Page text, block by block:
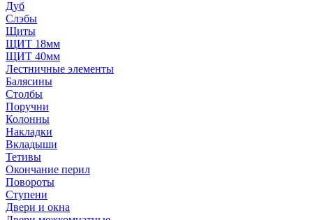
Дуб
Слэбы
Щиты
ЩИТ 18мм
ЩИТ 40мм
Лестничные элементы
Балясины
Столбы
Поручни
Колонны
Накладки
Вкладыши
Тетивы
Окончание перил
Повороты
Ступени
Двери и окна